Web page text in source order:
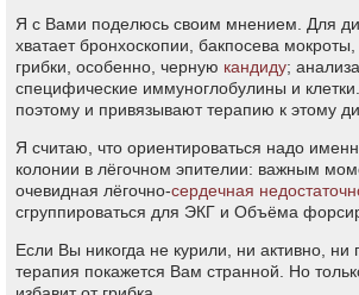
Я с Вами поделюсь своим мнением. Для
хватает бронхоскопии, бакпосева
грибки, особенно, черную кандиду;
специфические иммуноглобулины и клетки.
поэтому и привязывают терапию к этому
Я считаю, что ориентироваться надо
колонии в лёгочном эпителии: важным
очевидная лёгочно-сердечная
сгруппироваться для ЭКГ и Объёма
Если Вы никогда не курили, ни активно, ни
терапия покажется Вам странной. Но